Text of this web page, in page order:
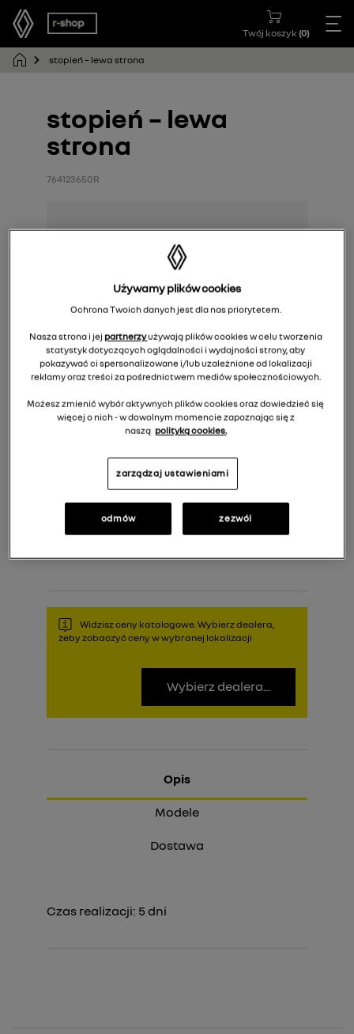
Twój koszyk (0)
stopień – lewa strona
stopień – lewa
strona
764123650R
Cena rekomendowana: 717,00 zł
Do koszyka
Widzisz ceny katalogowe. Wybierz dealera,
żeby zobaczyć ceny w wybranej lokalizacji
Wybierz dealera...
Opis
Modele
Dostawa
Czas realizacji: 5 dni
Używamy plików cookies
Ochrona Twoich danych jest dla nas priorytetem.
Nasza strona i jej partnerzyużywają plików cookies w celu tworzenia
statystyk dotyczących oglądalności i wydajności strony, aby
pokazywać ci spersonalizowane i/lub uzależnione od lokalizacji
reklamy oraz treści za pośrednictwem mediów społecznościowych.
Możesz zmienić wybór aktywnych plików cookies oraz dowiedzieć się
więcej o nich - w dowolnym momencie zapoznając się z
naszą polityką cookies.
zarządzaj ustawieniami
odmów zezwól